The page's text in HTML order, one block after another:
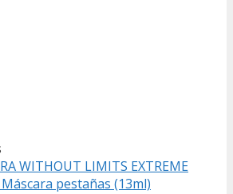
WITHOUT LIMITS EXTREME
pestañas (13ml)